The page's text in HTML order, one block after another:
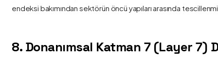
endeksi bakımından sektörün öncü yapıları arasında
8. Donanımsal Katman 7 (Layer 7)